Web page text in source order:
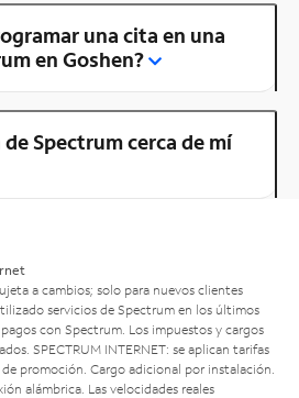
una cita en una
en Goshen?
Spectrum cerca de mí
a cambios; solo para nuevos clientes
servicios de Spectrum en los últimos
con Spectrum. Los impuestos y cargos
SPECTRUM INTERNET: se aplican tarifas
promoción. Cargo adicional por instalación.
alámbrica. Las velocidades reales